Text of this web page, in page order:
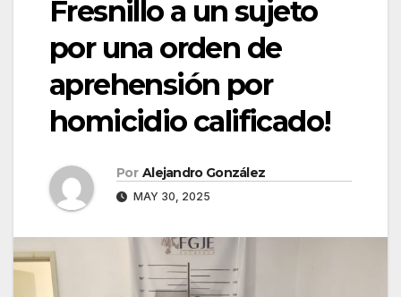
Fresnillo a un sujeto
por una orden de
aprehensión por
homicidio calificado!
Por Alejandro González
MAY 30, 2025